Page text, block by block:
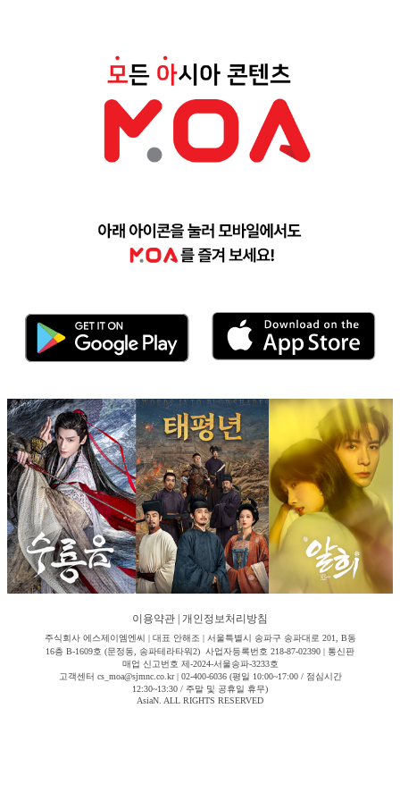
이용약관 개인정보처리방침
주식회사 에스제이엠엔씨 | 대표 안해조 | 서울특별시 송파구 송파대로 201, B동
16층 B-1609호 (문정동, 송파테라타워2) 사업자등록번호 218-87-02390 | 통신판
매업 신고번호 제-2024-서울송파-3233호
고객센터 cs_moa@sjmnc.co.kr | 02-400-6036 (평일 10:00~17:00 / 점심시간
12:30~13:30 / 주말 및 공휴일 휴무)
AsiaN. ALL RIGHTS RESERVED